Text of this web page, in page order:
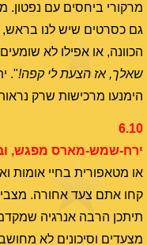
מרקורי ביחסים עם נפטון.
גם כסרטים שיש לנו בראש,
הכוונה, או אפילו לא
שאלך, אז הצעת לי קפה!".
הימנעו מרכישות שרק
6.10
ירח-שמש-מארס מפגש,
או מטאפורית בחיי אומות
קחו אתם צעד אחורה.
תיתכן הרבה אנרגיה
מצעדים וסיכונים לא